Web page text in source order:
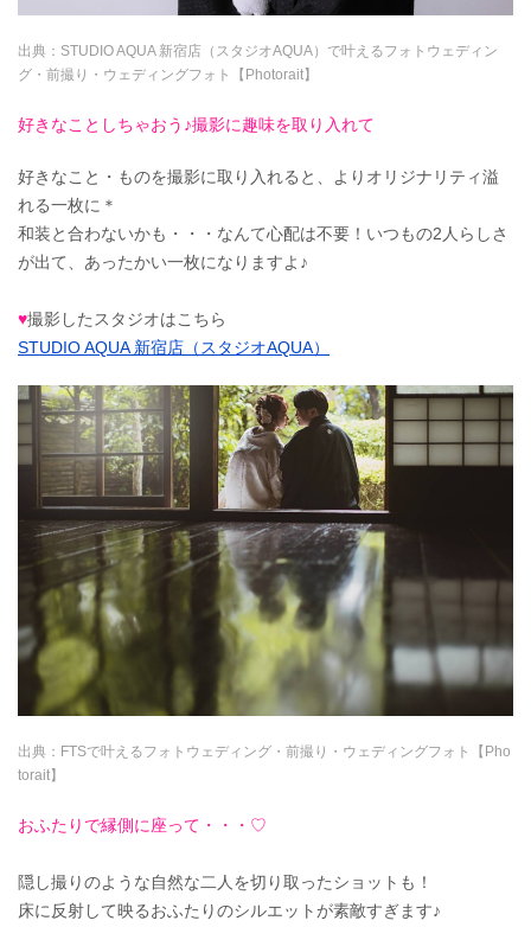
出典： STUDIO AQUA 新宿店（スタジオAQUA）で叶えるフォトウェディン
グ・前撮り・ウェディングフォト【Photorait】
好きなことしちゃおう♪撮影に趣味を取り入れて
好きなこと・ものを撮影に取り入れると、よりオリジナリティ溢
れる一枚に＊
和装と合わないかも・・・なんて心配は不要！いつもの2人らしさ
が出て、あったかい一枚になりますよ♪
♥撮影したスタジオはこちら
STUDIO AQUA 新宿店（スタジオAQUA）
出典： FTSで叶えるフォトウェディング・前撮り・ウェディングフォト【Pho
torait】
おふたりで縁側に座って・・・♡
隠し撮りのような自然な二人を切り取ったショットも！
床に反射して映るおふたりのシルエットが素敵すぎます♪